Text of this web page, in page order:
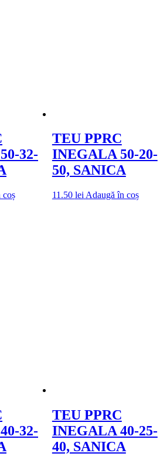
32-
coș
TEU PPRC
INEGALA 50-20-
50, SANICA
11.50 lei Adaugă în coș
32-
TEU PPRC
INEGALA 40-25-
40, SANICA